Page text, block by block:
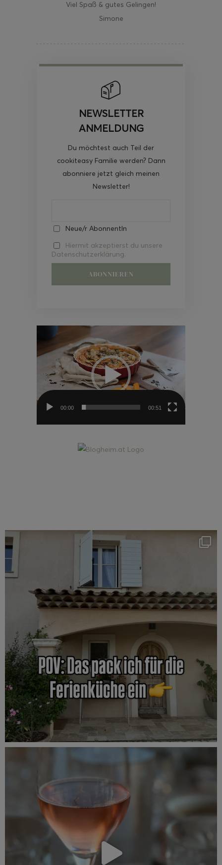
Viel Spaß & gutes Gelingen!
Simone
NEWSLETTER
ANMELDUNG
Du möchtest auch Teil der
cookiteasy Familie werden? Dann
abonniere jetzt gleich meinen
Newsletter!
Neue/r AbonnentIn
Hiermit akzeptierst du unsere
Datenschutzerklärung.
Video-
00:00 00:51